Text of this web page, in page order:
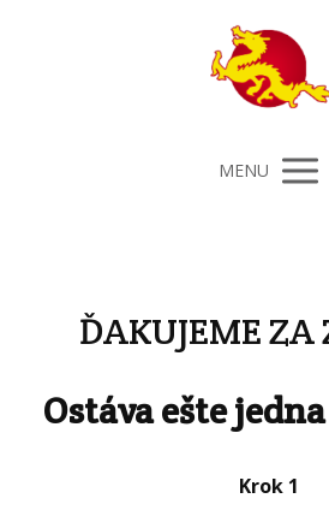
MENU
ĎAKUJEME ZA
Ostáva ešte
Krok 1